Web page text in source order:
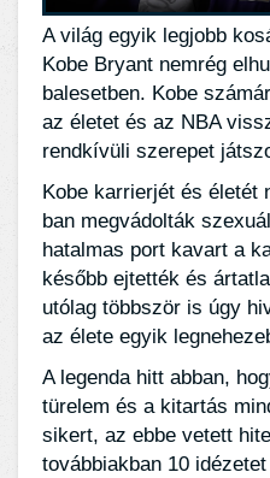
A világ egyik legjobb
Kobe Bryant nemrég
balesetben. Kobe
az életet és az NBA
rendkívüli szerepet
Kobe karrierjét és életét
ban megvádolták
hatalmas port kavart a
később ejtették és
utólag többször is úgy
az élete egyik
A legenda hitt abban,
türelem és a kitartás
sikert, az ebbe vetett
továbbiakban 10